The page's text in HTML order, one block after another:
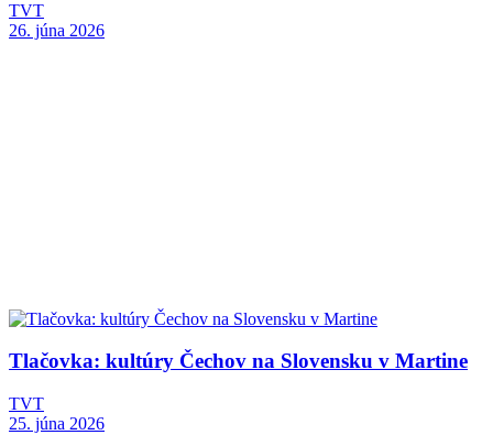
TVT
26. júna 2026
Tlačovka: kultúry Čechov na Slovensku v Martine
TVT
25. júna 2026